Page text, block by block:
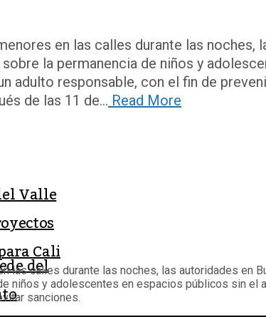
en las calles durante las noches,
la permanencia de niños y
adulto responsable, con el fin de
de las 11 de... Read More
Valle
Cali
del
las calles durante las noches, las autoridades en
niños y adolescentes en espacios públicos sin el
sanciones.